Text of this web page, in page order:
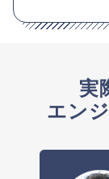
実
エン